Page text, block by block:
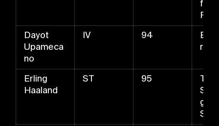
Dayot
Upameca
no
IV 94
r
Erling
Haaland
ST 95